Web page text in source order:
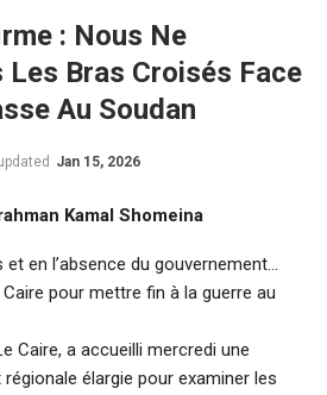
: Nous Ne
Les Bras Croisés Face
Au Soudan
Jan 15, 2026
Kamal Shomeina
et en l’absence du gouvernement…
pour mettre fin à la guerre au
Caire, a accueilli mercredi une
élargie pour examiner les